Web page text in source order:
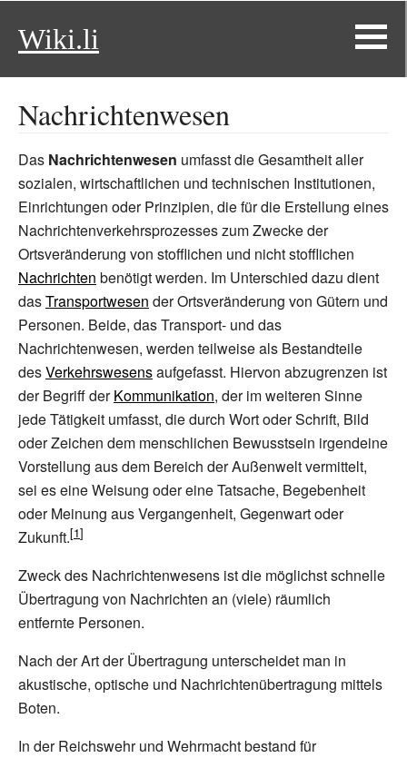
Wiki.li
Nachrichtenwesen
Das Nachrichtenwesen umfasst die Gesamtheit aller
sozialen, wirtschaftlichen und technischen Institutionen,
Einrichtungen oder Prinzipien, die für die Erstellung eines
Nachrichtenverkehrsprozesses zum Zwecke der
Ortsveränderung von stofflichen und nicht stofflichen
Nachrichten benötigt werden. Im Unterschied dazu dient
dasTransportwesen der Ortsveränderung von Gütern und
Personen. Beide, das Transport- und das
Nachrichtenwesen, werden teilweise als Bestandteile
desVerkehrswesensaufgefasst. Hiervon abzugrenzen ist
der Begriff derKommunikation, der im weiteren Sinne
jede Tätigkeit umfasst, die durch Wort oder Schrift, Bild
oder Zeichen dem menschlichen Bewusstsein irgendeine
Vorstellung aus dem Bereich der Außenwelt vermittelt,
sei es eine Weisung oder eine Tatsache, Begebenheit
oder Meinung aus Vergangenheit, Gegenwart oder
Zukunft.
Zweck des Nachrichtenwesens ist die möglichst schnelle
Übertragung von Nachrichten an (viele) räumlich
entfernte Personen.
Nach der Art der Übertragung unterscheidet man in
akustische, optische und Nachrichtenübertragung mittels
Boten.
In der Reichswehr und Wehrmacht bestand für